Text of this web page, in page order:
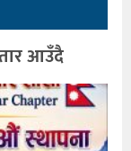
आउँदै